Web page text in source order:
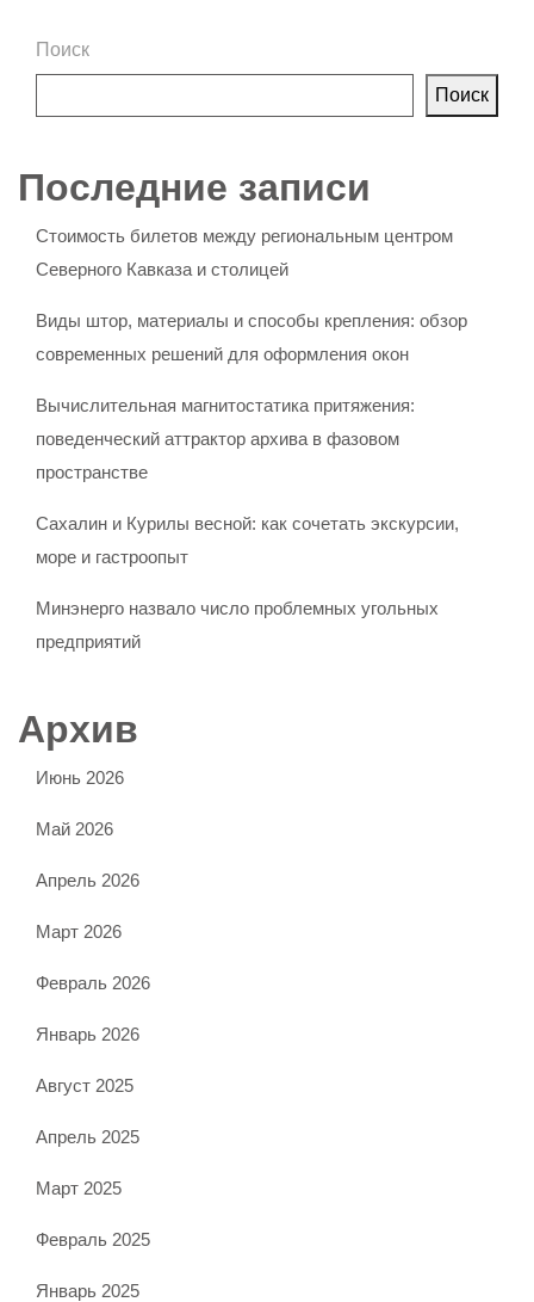
Поиск
Поиск
Последние записи
Стоимость билетов между региональным центром
Северного Кавказа и столицей
Виды штор, материалы и способы крепления: обзор
современных решений для оформления окон
Вычислительная магнитостатика притяжения:
поведенческий аттрактор архива в фазовом
пространстве
Сахалин и Курилы весной: как сочетать экскурсии,
море и гастроопыт
Минэнерго назвало число проблемных угольных
предприятий
Архив
Июнь 2026
Май 2026
Апрель 2026
Март 2026
Февраль 2026
Январь 2026
Август 2025
Апрель 2025
Март 2025
Февраль 2025
Январь 2025